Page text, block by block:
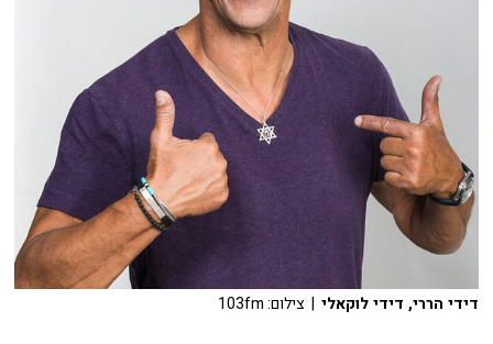
דידי הררי, דידי לוקאלי | צילום: 103fm